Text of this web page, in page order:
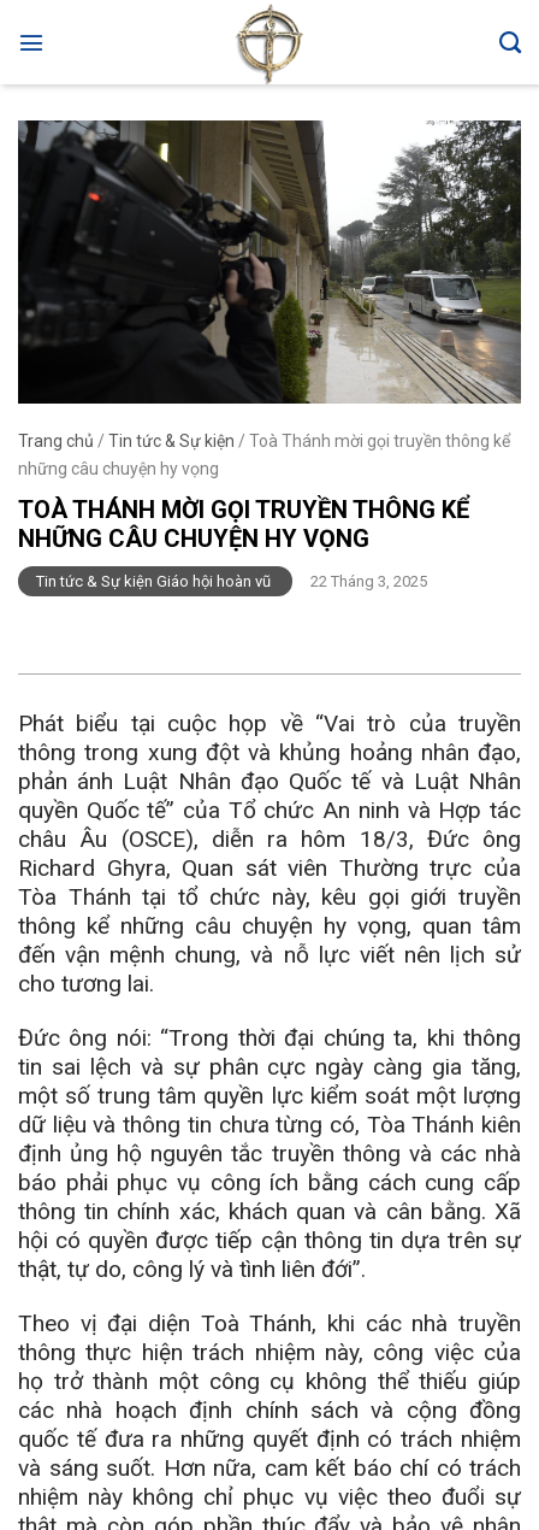
Trang chủ / Tin tức & Sự kiện / Toà Thánh mời gọi truyền thông kể
những câu chuyện hy vọng
TOÀ THÁNH MỜI GỌI TRUYỀN THÔNG KỂ
NHỮNG CÂU CHUYỆN HY VỌNG
Tin tức & Sự kiện Giáo hội hoàn vũ 22 Tháng 3, 2025
Phát biểu tại cuộc họp về “Vai trò của truyền
thông trong xung đột và khủng hoảng nhân đạo,
phản ánh Luật Nhân đạo Quốc tế và Luật Nhân
quyền Quốc tế” của Tổ chức An ninh và Hợp tác
châu Âu (OSCE), diễn ra hôm 18/3, Đức ông
Richard Ghyra, Quan sát viên Thường trực của
Tòa Thánh tại tổ chức này, kêu gọi giới truyền
thông kể những câu chuyện hy vọng, quan tâm
đến vận mệnh chung, và nỗ lực viết nên lịch sử
cho tương lai.
Đức ông nói: “Trong thời đại chúng ta, khi thông
tin sai lệch và sự phân cực ngày càng gia tăng,
một số trung tâm quyền lực kiểm soát một lượng
dữ liệu và thông tin chưa từng có, Tòa Thánh kiên
định ủng hộ nguyên tắc truyền thông và các nhà
báo phải phục vụ công ích bằng cách cung cấp
thông tin chính xác, khách quan và cân bằng. Xã
hội có quyền được tiếp cận thông tin dựa trên sự
thật, tự do, công lý và tình liên đới”.
Theo vị đại diện Toà Thánh, khi các nhà truyền
thông thực hiện trách nhiệm này, công việc của
họ trở thành một công cụ không thể thiếu giúp
các nhà hoạch định chính sách và cộng đồng
quốc tế đưa ra những quyết định có trách nhiệm
và sáng suốt. Hơn nữa, cam kết báo chí có trách
nhiệm này không chỉ phục vụ việc theo đuổi sự